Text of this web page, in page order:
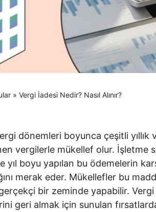
» Vergi İadesi Nedir? Nasıl Alınır?
dönemleri boyunca çeşitli
vergilerle mükellef olur. İşletme
boyu yapılan bu ödemelerin
merak eder. Mükellefler bu
bir zeminde yapabilir.
geri almak için sunulan